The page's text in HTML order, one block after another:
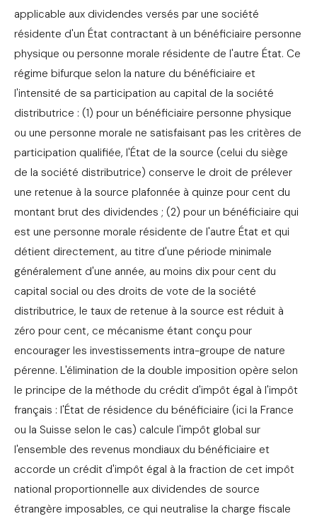
applicable aux dividendes versés par une société
résidente d'un État contractant à un bénéficiaire personne
physique ou personne morale résidente de l'autre État. Ce
régime bifurque selon la nature du bénéficiaire et
l'intensité de sa participation au capital de la société
distributrice : (1) pour un bénéficiaire personne physique
ou une personne morale ne satisfaisant pas les critères de
participation qualifiée, l'État de la source (celui du siège
de la société distributrice) conserve le droit de prélever
une retenue à la source plafonnée à quinze pour cent du
montant brut des dividendes ; (2) pour un bénéficiaire qui
est une personne morale résidente de l'autre État et qui
détient directement, au titre d'une période minimale
généralement d'une année, au moins dix pour cent du
capital social ou des droits de vote de la société
distributrice, le taux de retenue à la source est réduit à
zéro pour cent, ce mécanisme étant conçu pour
encourager les investissements intra-groupe de nature
pérenne. L'élimination de la double imposition opère selon
le principe de la méthode du crédit d'impôt égal à l'impôt
français : l'État de résidence du bénéficiaire (ici la France
ou la Suisse selon le cas) calcule l'impôt global sur
l'ensemble des revenus mondiaux du bénéficiaire et
accorde un crédit d'impôt égal à la fraction de cet impôt
national proportionnelle aux dividendes de source
étrangère imposables, ce qui neutralise la charge fiscale